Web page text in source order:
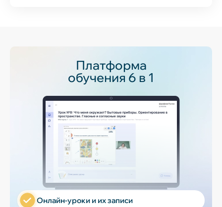
Платформа
обучения 6 в 1
Онлайн-уроки и их записи